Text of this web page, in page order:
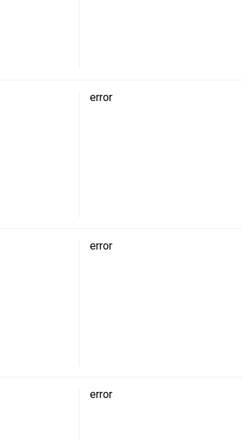
error
error
error